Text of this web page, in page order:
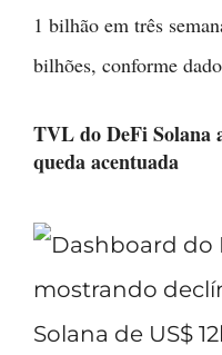
1 bilhão em três
bilhões, conforme
TVL do DeFi Solana
queda acentuada